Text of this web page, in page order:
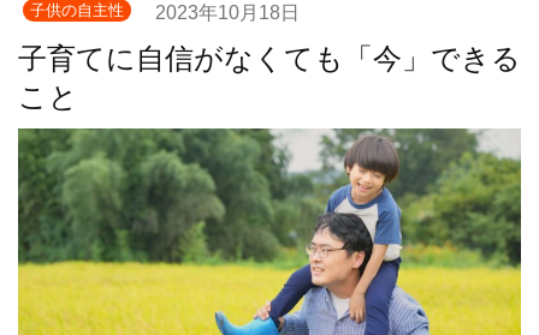
子供の自主性 2023年10月18日
子育てに自信がなくても「今」できる
こと